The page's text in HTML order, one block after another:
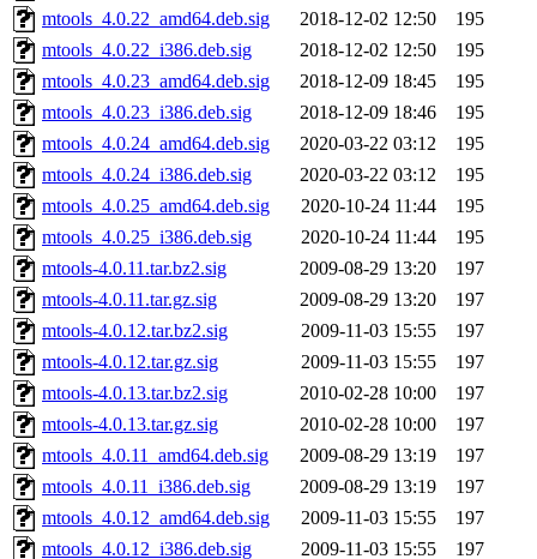
mtools_4.0.22_amd64.deb.sig
2018-12-02 12:50
195
mtools_4.0.22_i386.deb.sig
2018-12-02 12:50
195
mtools_4.0.23_amd64.deb.sig
2018-12-09 18:45
195
mtools_4.0.23_i386.deb.sig
2018-12-09 18:46
195
mtools_4.0.24_amd64.deb.sig
2020-03-22 03:12
195
mtools_4.0.24_i386.deb.sig
2020-03-22 03:12
195
mtools_4.0.25_amd64.deb.sig
2020-10-24 11:44
195
mtools_4.0.25_i386.deb.sig
2020-10-24 11:44
195
mtools-4.0.11.tar.bz2.sig
2009-08-29 13:20
197
mtools-4.0.11.tar.gz.sig
2009-08-29 13:20
197
mtools-4.0.12.tar.bz2.sig
2009-11-03 15:55
197
mtools-4.0.12.tar.gz.sig
2009-11-03 15:55
197
mtools-4.0.13.tar.bz2.sig
2010-02-28 10:00
197
mtools-4.0.13.tar.gz.sig
2010-02-28 10:00
197
mtools_4.0.11_amd64.deb.sig
2009-08-29 13:19
197
mtools_4.0.11_i386.deb.sig
2009-08-29 13:19
197
mtools_4.0.12_amd64.deb.sig
2009-11-03 15:55
197
mtools_4.0.12_i386.deb.sig
2009-11-03 15:55
197